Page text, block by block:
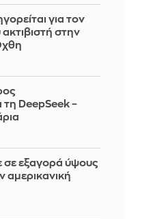
για τον
στην
DeepSeek –
εξαγορά ύψους
αμερικανική